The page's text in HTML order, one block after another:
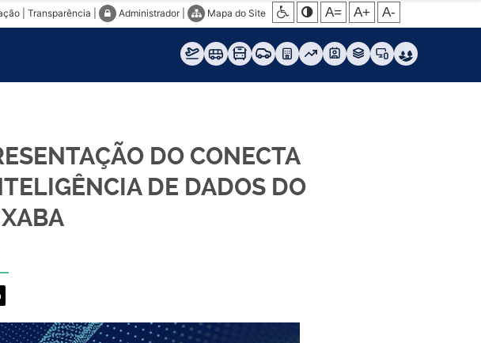
Transparência Administrador Mapa do Site A= A+ A-
DO CONECTA
DE DADOS DO